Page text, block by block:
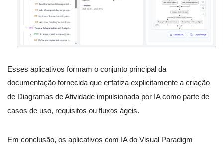
Esses aplicativos formam o conjunto principal da
documentação fornecida que enfatiza explicitamente a criação
de Diagramas de Atividade impulsionada por IA como parte de
casos de uso, requisitos ou fluxos ágeis.
Em conclusão, os aplicativos com IA do Visual Paradigm